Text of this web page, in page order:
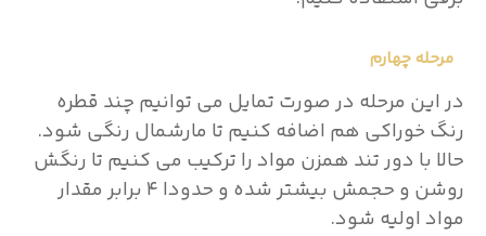
مرحله چهارم
در این مرحله در صورت تمایل می توانیم چند قطره
رنگ خوراکی هم اضافه کنیم تا مارشمال رنگی شود.
حالا با دور تند همزن مواد را ترکیب می کنیم تا رنگش
روشن و حجمش بیشتر شده و حدودا ۴ برابر مقدار
مواد اولیه شود.